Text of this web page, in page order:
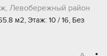
Левобережный район
м2, Этаж: 10 / 16, Без